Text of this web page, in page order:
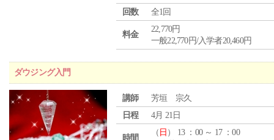
回数
全1回
料金
22,770円
一般22,770円/入学者20,460円
ダウジング入門
講師
芳垣 宗久
日程
4月 21日
時間
（ 日 ） 13 ：00 ～ 17 ：00